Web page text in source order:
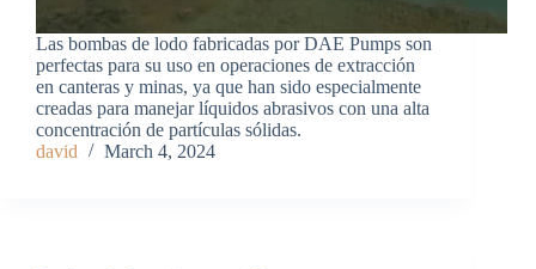
Las bombas de lodo fabricadas por DAE Pumps son
perfectas para su uso en operaciones de extracción
en canteras y minas, ya que han sido especialmente
creadas para manejar líquidos abrasivos con una alta
concentración de partículas sólidas.
david
March 4, 2024